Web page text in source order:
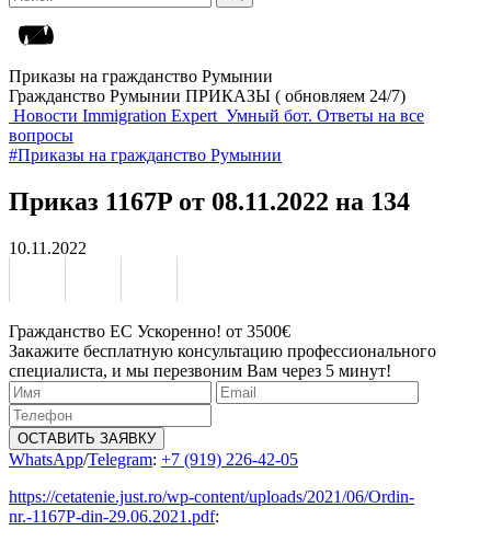
Приказы на гражданство Румынии
Гражданство Румынии ПРИКАЗЫ ( обновляем 24/7)
Новости Immigration Expert Умный бот. Ответы на все
вопросы
#Приказы на гражданство Румынии
Приказ 1167P от 08.11.2022 на 134
10.11.2022
Гражданство ЕС Ускоренно! от 3500€
Закажите бесплатную консультацию профессионального
специалиста, и мы перезвоним Вам через 5 минут!
ОСТАВИТЬ ЗАЯВКУ
WhatsApp/Telegram: +7 (919) 226-42-05
https://cetatenie.just.ro/wp-content/uploads/2021/06/Ordin-
nr.-1167P-din-29.06.2021.pdf: